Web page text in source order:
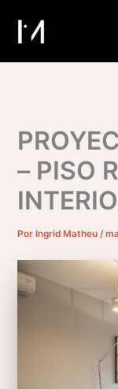
contenido
– PISO
Por Ingrid Matheu/